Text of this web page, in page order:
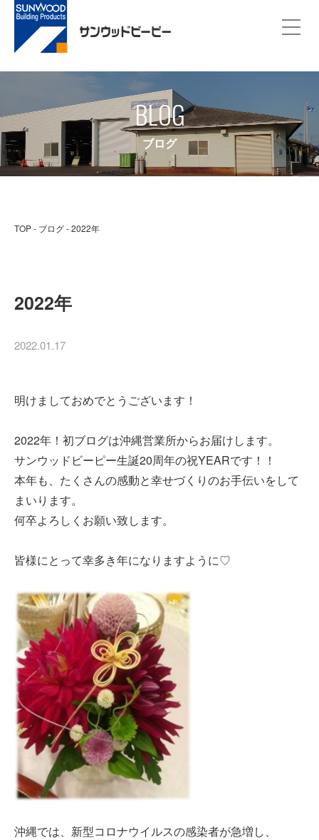
BLOG
ブログ
TOP ブログ 2022年
2022年
2022.01.17
明けましておめでとうございます！
2022年！初ブログは沖縄営業所からお届けします。
サンウッドビーピー生誕20周年の祝YEARです！！
本年も、たくさんの感動と幸せづくりのお手伝いをして
まいります。
何卒よろしくお願い致します。
皆様にとって幸多き年になりますように♡
沖縄では、新型コロナウイルスの感染者が急増し、